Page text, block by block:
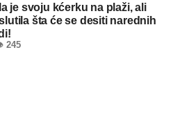
je svoju kćerku na plaži, ali
šta će se desiti narednih
245